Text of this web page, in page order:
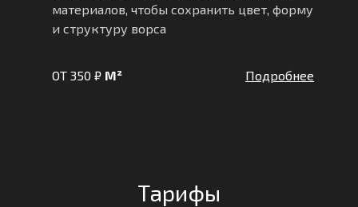
материалов, чтобы сохранить цвет, форму
и структуру ворса
ОТ 350 ₽ М² Подробнее
Тарифы